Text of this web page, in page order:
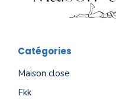
Catégories
Maison close
Fkk